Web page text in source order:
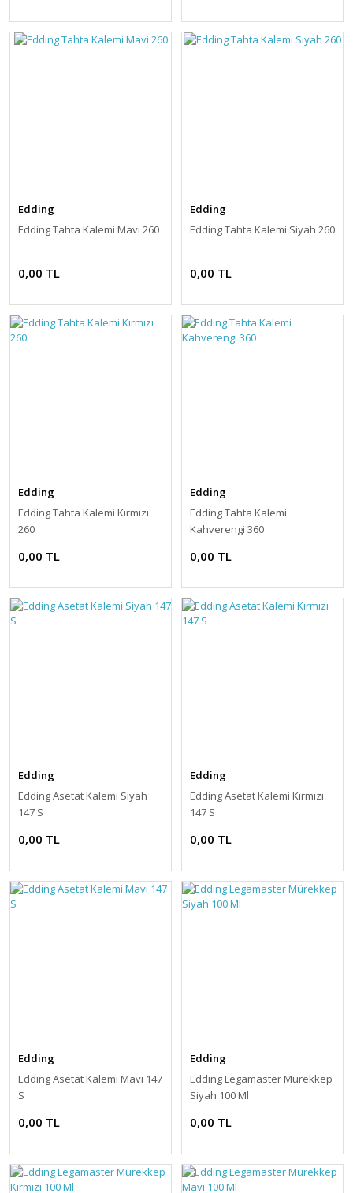
Edding
Edding Tahta Kalemi Mavi 260
0,00 TL
Edding
Edding Tahta Kalemi Siyah 260
0,00 TL
Edding
Edding Tahta Kalemi Kırmızı
260
0,00 TL
Edding
Edding Tahta Kalemi
Kahverengi 360
0,00 TL
Edding
Edding Asetat Kalemi Siyah
147 S
0,00 TL
Edding
Edding Asetat Kalemi Kırmızı
147 S
0,00 TL
Edding
Edding Asetat Kalemi Mavi 147
S
0,00 TL
Edding
Edding Legamaster Mürekkep
Siyah 100 Ml
0,00 TL